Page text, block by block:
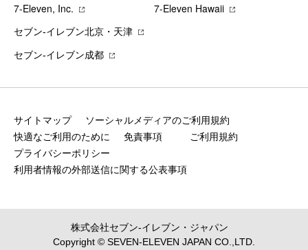
7‐Eleven, Inc.
7‐Eleven Hawaii
セブン‐イレブン北京・天津
セブン‐イレブン成都
サイトマップ
ソーシャルメディアのご利用規約
快適なご利用のために
免責事項
ご利用規約
プライバシーポリシー
利用者情報の外部送信に関する公表事項
株式会社セブン‐イレブン・ジャパン
Copyright © SEVEN-ELEVEN JAPAN CO.,LTD.